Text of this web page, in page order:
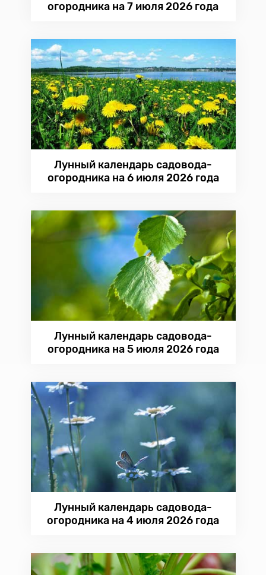
огородника на 7 июля 2026 года
Лунный календарь садовода-
огородника на 6 июля 2026 года
Лунный календарь садовода-
огородника на 5 июля 2026 года
Лунный календарь садовода-
огородника на 4 июля 2026 года